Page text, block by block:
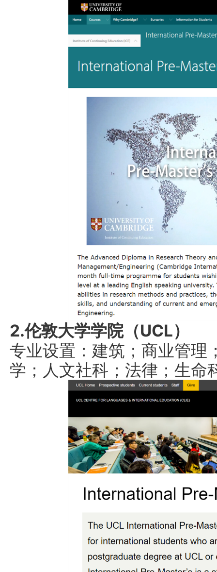
2.伦敦大学学院（UCL）
专业设置：建筑；商业管理
学；人文社科；法律；生命